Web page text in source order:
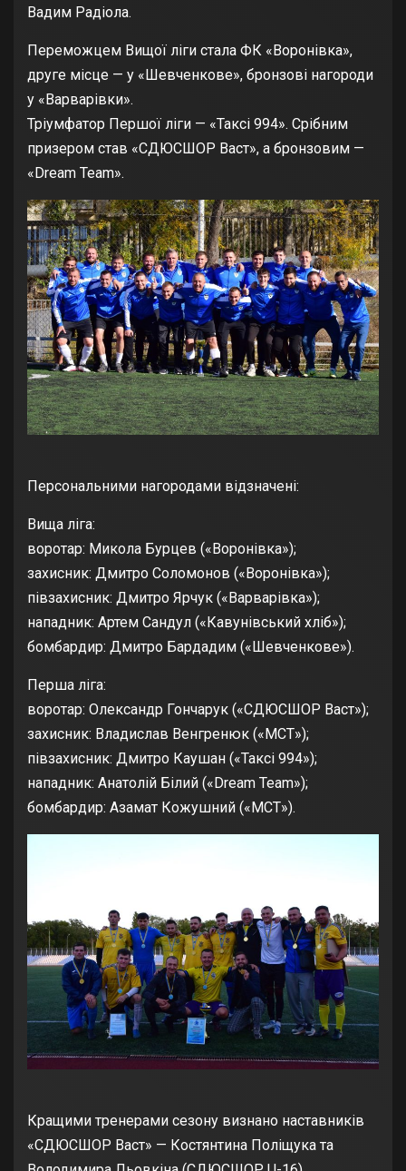
Вадим Радіола.
Переможцем Вищої ліги стала ФК «Воронівка»,
друге місце — у «Шевченкове», бронзові нагороди
у «Варварівки».
Тріумфатор Першої ліги — «Таксі 994». Срібним
призером став «СДЮСШОР Васт», а бронзовим —
«Dream Team».
Персональними нагородами відзначені:
Вища ліга:
воротар: Микола Бурцев («Воронівка»);
захисник: Дмитро Соломонов («Воронівка»);
півзахисник: Дмитро Ярчук («Варварівка»);
нападник: Артем Сандул («Кавунівський хліб»);
бомбардир: Дмитро Бардадим («Шевченкове»).
Перша ліга:
воротар: Олександр Гончарук («СДЮСШОР Васт»);
захисник: Владислав Венгренюк («МСТ»);
півзахисник: Дмитро Каушан («Таксі 994»);
нападник: Анатолій Білий («Dream Team»);
бомбардир: Азамат Кожушний («МСТ»).
Кращими тренерами сезону визнано наставників
«СДЮСШОР Васт» — Костянтина Поліщука та